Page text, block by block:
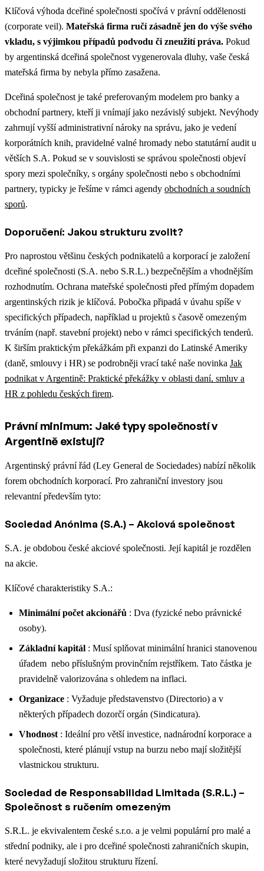
Klíčová výhoda dceřiné společnosti spočívá v právní oddělenosti
(corporate veil). Mateřská firma ručí zásadně jen do výše svého
vkladu, s výjimkou případů podvodu či zneužití práva. Pokud
by argentinská dceřiná společnost vygenerovala dluhy, vaše česká
mateřská firma by nebyla přímo zasažena.
Dceřiná společnost je také preferovaným modelem pro banky a
obchodní partnery, kteří ji vnímají jako nezávislý subjekt. Nevýhody
zahrnují vyšší administrativní nároky na správu, jako je vedení
korporátních knih, pravidelné valné hromady nebo statutární audit u
větších S.A. Pokud se v souvislosti se správou společnosti objeví
spory mezi společníky, s orgány společnosti nebo s obchodními
partnery, typicky je řešíme v rámci agendy obchodních a soudních
sporů.
Doporučení: Jakou strukturu zvolit?
Pro naprostou většinu českých podnikatelů a korporací je založení
dceřiné společnosti (S.A. nebo S.R.L.) bezpečnějším a vhodnějším
rozhodnutím. Ochrana mateřské společnosti před přímým dopadem
argentinských rizik je klíčová. Pobočka připadá v úvahu spíše v
specifických případech, například u projektů s časově omezeným
trváním (např. stavební projekt) nebo v rámci specifických tenderů.
K širším praktickým překážkám při expanzi do Latinské Ameriky
(daně, smlouvy i HR) se podrobněji vrací také naše novinka Jak
podnikat v Argentině: Praktické překážky v oblasti daní, smluv a
HR z pohledu českých firem.
Právní minimum: Jaké typy společností v
Argentině existují?
Argentinský právní řád (Ley General de Sociedades) nabízí několik
forem obchodních korporací. Pro zahraniční investory jsou
relevantní především tyto:
Sociedad Anónima (S.A.) – Akciová společnost
S.A. je obdobou české akciové společnosti. Její kapitál je rozdělen
na akcie.
Klíčové charakteristiky S.A.:
Minimální počet akcionářů : Dva (fyzické nebo právnické
osoby).
Základní kapitál : Musí splňovat minimální hranici stanovenou
úřadem nebo příslušným provinčním rejstříkem. Tato částka je
pravidelně valorizována s ohledem na inflaci.
Organizace : Vyžaduje představenstvo (Directorio) a v
některých případech dozorčí orgán (Sindicatura).
Vhodnost : Ideální pro větší investice, nadnárodní korporace a
společnosti, které plánují vstup na burzu nebo mají složitější
vlastnickou strukturu.
Sociedad de Responsabilidad Limitada (S.R.L.) –
Společnost s ručením omezeným
S.R.L. je ekvivalentem české s.r.o. a je velmi populární pro malé a
střední podniky, ale i pro dceřiné společnosti zahraničních skupin,
které nevyžadují složitou strukturu řízení.